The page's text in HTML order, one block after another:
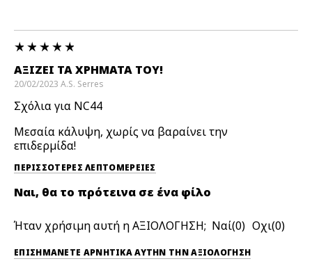
ΑΞΊΖΕΙ ΤΑ ΧΡΉΜΑΤΑ ΤΟΥ!
20/02/2023 A.S. Serres
Σχόλια για NC44
Μεσαία κάλυψη, χωρίς να βαραίνει την
επιδερμίδα!
ΠΕΡΙΣΣΌΤΕΡΕΣ ΛΕΠΤΟΜΈΡΕΙΕΣ
Ναι, θα το πρότεινα σε ένα φίλο
Ήταν χρήσιμη αυτή η ΑΞΙΟΛΟΓΗΣΗ; 0 0
ΕΠΙΣΗΜΆΝΕΤΕ ΑΡΝΗΤΙΚΆ ΑΥΤΉΝ ΤΗΝ ΑΞΙΟΛΟΓΗΣΗ